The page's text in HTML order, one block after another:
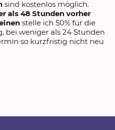
sind kostenlos möglich.
als 48 Stunden vorher
stelle ich 50% für die
bei weniger als 24 Stunden
so kurzfristig nicht neu